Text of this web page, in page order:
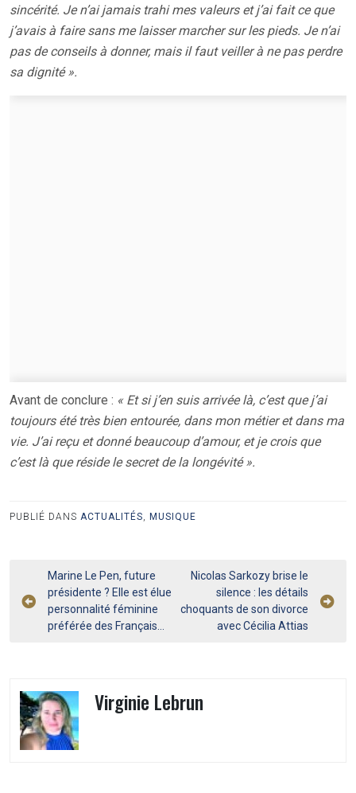
sincérité. Je n’ai jamais trahi mes valeurs et j’ai fait ce que
j’avais à faire sans me laisser marcher sur les pieds. Je n’ai
pas de conseils à donner, mais il faut veiller à ne pas perdre
sa dignité ».
Avant de conclure : « Et si j’en suis arrivée là, c’est que j’ai
toujours été très bien entourée, dans mon métier et dans ma
vie. J’ai reçu et donné beaucoup d’amour, et je crois que
c’est là que réside le secret de la longévité ».
PUBLIÉ DANS ACTUALITÉS, MUSIQUE
Navigation
de
l’article
Marine Le Pen, future
présidente ? Elle est élue
personnalité féminine
préférée des Français…
Nicolas Sarkozy brise le
silence : les détails
choquants de son divorce
avec Cécilia Attias
Virginie Lebrun